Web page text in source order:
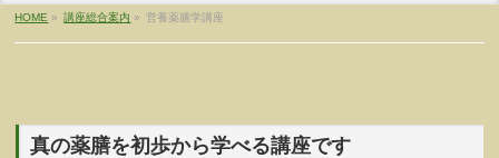
HOME » 講座総合案内 » 営養薬膳学講座
真の薬膳を初歩から学べる講座です